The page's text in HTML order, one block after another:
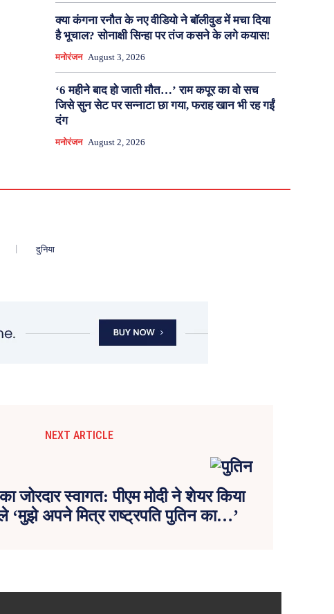
क्या कंगना रनौत के नए वीडियो ने बॉलीवुड में मचा दिया
है भूचाल? सोनाक्षी सिन्हा पर तंज कसने के लगे कयास!
मनोरंजन August 3, 2026
‘6 महीने बाद हो जाती मौत…’ राम कपूर का वो सच
जिसे सुन सेट पर सन्नाटा छा गया, फराह खान भी रह गईं
दंग
मनोरंजन August 2, 2026
दुनिया
NEXT ARTICLE
जोरदार स्वागत: पीएम मोदी ने शेयर किया
‘मुझे अपने मित्र राष्ट्रपति पुतिन का…’